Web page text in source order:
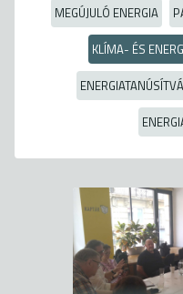
MEGÚJULÓ ENERGIA
KLÍMA- ÉS